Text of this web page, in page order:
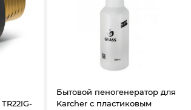
Бытовой пеногенератор для
Karcher с пластиковым